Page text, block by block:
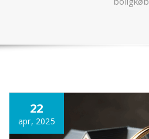
22
apr, 2025
Annonce